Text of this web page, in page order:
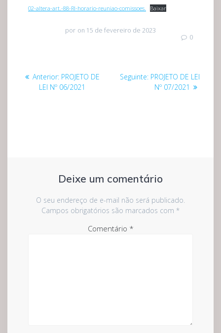
02-altera-art.-88-RI-horario-reuniao-comissoes. Baixar
por on 15 de fevereiro de 2023
0
Navegação
Anterior: Post
anterior:
PROJETO DE
LEI Nº 06/2021
Seguinte: Post
seguinte:
PROJETO DE LEI
Nº 07/2021
Deixe um comentário
O seu endereço de e-mail não será publicado.
Campos obrigatórios são marcados com *
Comentário *